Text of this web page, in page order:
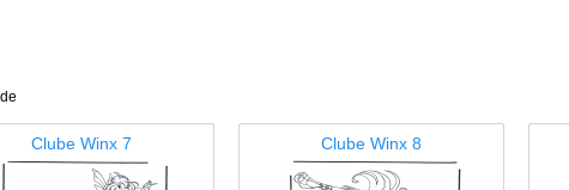
Clube Winx 7 Clube Winx 8